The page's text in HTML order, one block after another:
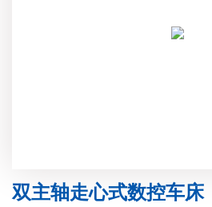
双主轴走心式数控车床